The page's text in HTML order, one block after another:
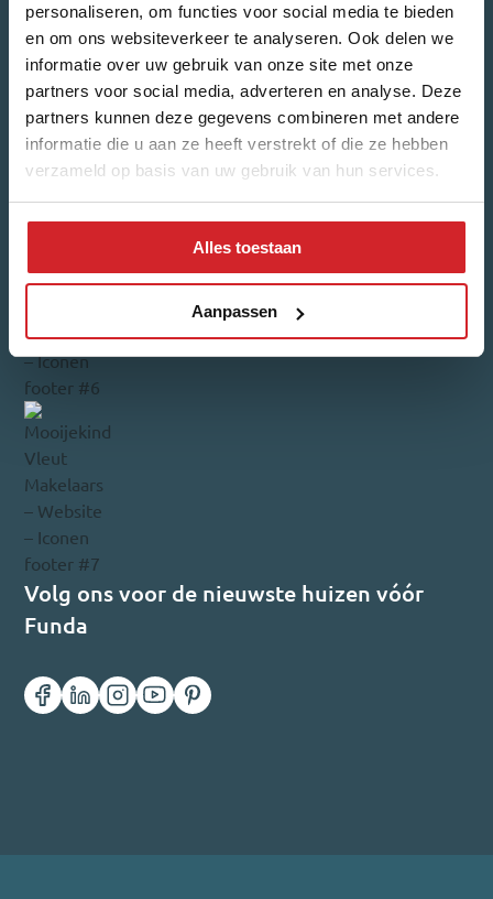
personaliseren, om functies voor social media te bieden
en om ons websiteverkeer te analyseren. Ook delen we
informatie over uw gebruik van onze site met onze
partners voor social media, adverteren en analyse. Deze
partners kunnen deze gegevens combineren met andere
informatie die u aan ze heeft verstrekt of die ze hebben
verzameld op basis van uw gebruik van hun services.
Alles toestaan
Aanpassen
Volg ons voor de nieuwste huizen vóór
Funda